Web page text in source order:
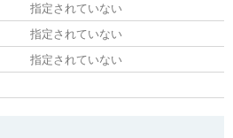
指定されていない
指定されていない
指定されていない